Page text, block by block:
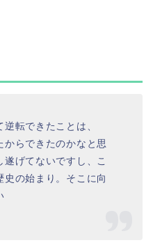
転できたことは、
からできたのかなと思
げてないですし、こ
史の始まり。そこに向